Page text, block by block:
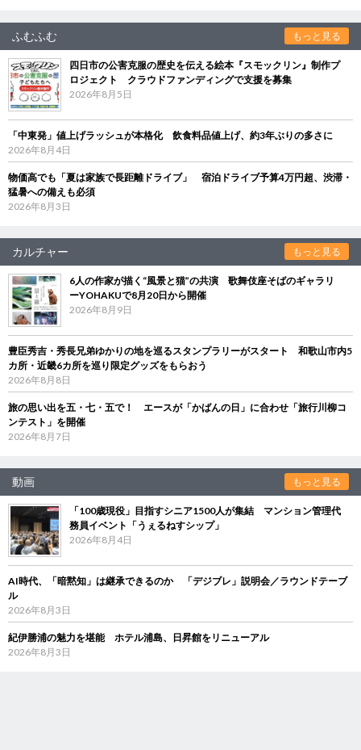
ふむふむ もっと見る
四日市の公害克服の歴史を伝える絵本『スモックリン』制作プ
ロジェクト クラウドファンディングで支援を募集
2026年8月5日
「中東発」値上げラッシュが本格化 飲食料品値上げ、約3年ぶりの多さに
2026年8月4日
物価高でも「夏は家族で長距離ドライブ」 宿泊ドライブ予算4万円超、渋滞・
猛暑への備えも必須
2026年8月3日
カルチャー もっと見る
6人の作家が描く“風景と猫”の共演 歌舞伎座そばのギャラリ
ーYOHAKUで8月20日から開催
2026年8月9日
豊臣秀吉・秀長兄弟ゆかりの地を巡るスタンプラリーがスタート 和歌山市内5
カ所・近畿6カ所を巡り限定グッズをもらおう
2026年8月8日
旅の思い出を五・七・五で！ エースが「かばんの日」に合わせ「旅行川柳コ
ンテスト」を開催
2026年8月7日
動画 もっと見る
「100歳現役」目指すシニア1500人が集結 マンション管理代
務員イベント「うぇるねすシップ」
2026年8月4日
AI時代、「暗黙知」は継承できるのか 「デジブレ」説明会／ラウンドテーブ
ル
2026年8月3日
紀伊勝浦の魅力を堪能 ホテル浦島、日昇館をリニューアル
2026年8月3日